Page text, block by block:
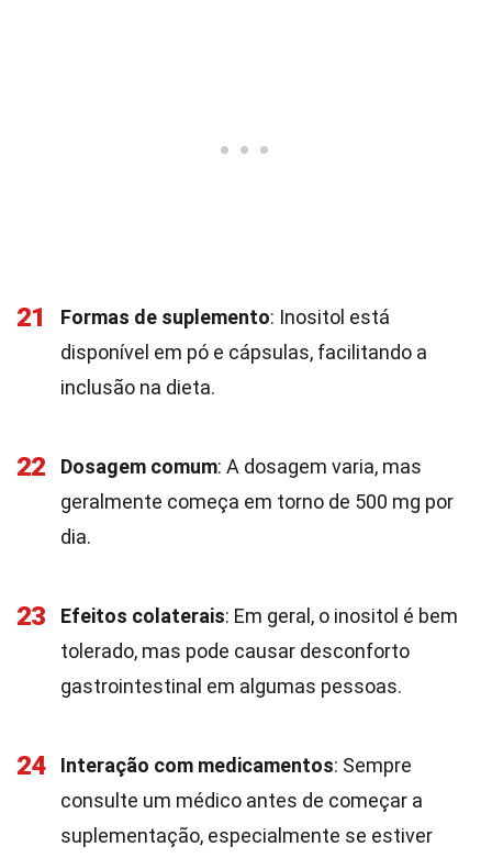
21 Formas de suplemento: Inositol está
disponível em pó e cápsulas, facilitando a
inclusão na dieta.
22 Dosagem comum: A dosagem varia, mas
geralmente começa em torno de 500 mg por
dia.
23 Efeitos colaterais: Em geral, o inositol é bem
tolerado, mas pode causar desconforto
gastrointestinal em algumas pessoas.
24 Interação com medicamentos: Sempre
consulte um médico antes de começar a
suplementação, especialmente se estiver